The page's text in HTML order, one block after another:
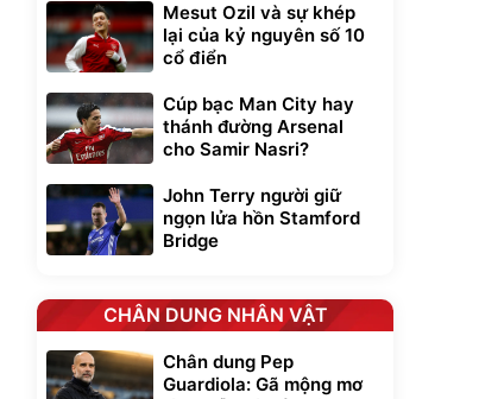
Mesut Ozil và sự khép
lại của kỷ nguyên số 10
cổ điển
Cúp bạc Man City hay
thánh đường Arsenal
cho Samir Nasri?
John Terry người giữ
ngọn lửa hồn Stamford
Bridge
CHÂN DUNG NHÂN VẬT
Chân dung Pep
Guardiola: Gã mộng mơ